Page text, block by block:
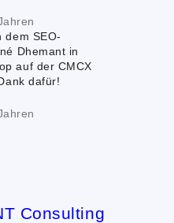
dem SEO-
Dhemant in
auf der CMCX
dafür!
Consulting